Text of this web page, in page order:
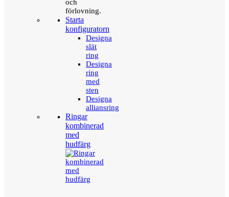
och
förlovning.
Starta
konfiguratorn
Designa
slät
ring
Designa
ring
med
sten
Designa
alliansring
Ringar
kombinerad
med
hudfärg